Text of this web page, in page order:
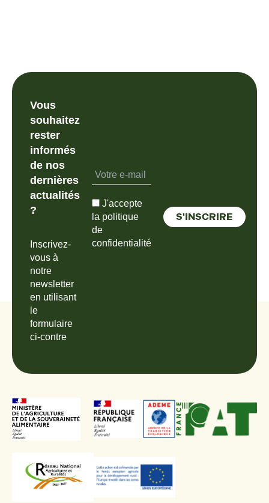
Vous
souhaitez
rester
informés
de nos
dernières
actualités
?
Inscrivez-
vous à
notre
newsletter
en utilisant
le
formulaire
ci-contre
J'accepte
la politique
de
confidentialité